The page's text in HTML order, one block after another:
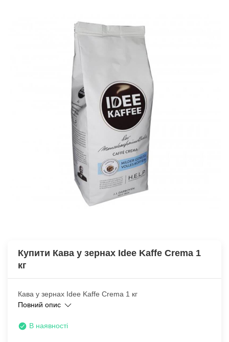
Купити Кава у зернах Idee Kaffe Crema 1
кг
Кава у зернах Idee Kaffe Crema 1 кг
Повний опис
В наявності